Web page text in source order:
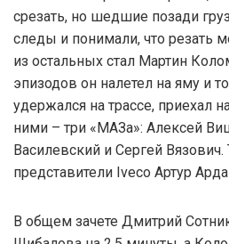
срезать, но шедшие позади
следы и понимали, что резать
из остальных стал Мартин
эпизодов он налетел на яму и
удержался на трассе, приехал
ними – три «МАЗа»: Алексей
Василевский и Сергей
представители Iveco Артур
В общем зачете Дмитрий